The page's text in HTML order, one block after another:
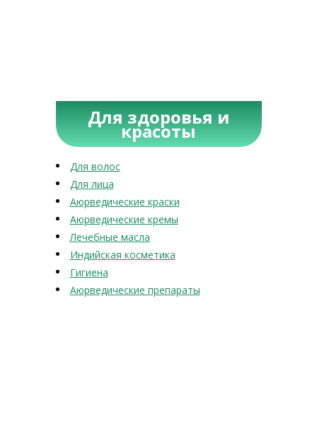
Для здоровья и
красоты
Для волос
Для лица
Аюрведические краски
Аюрведические кремы
Лечебные масла
Индийская косметика
Гигиена
Аюрведические препараты